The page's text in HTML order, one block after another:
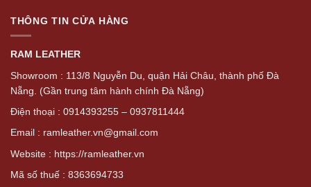
THÔNG TIN CỬA HÀNG
RAM LEATHER
Showroom : 113/8 Nguyễn Du, quận Hải Châu, thành phố Đà
Nẵng. (Gần trung tâm hành chính Đà Nẵng)
Điện thoại : 0914393255 – 0937811444
Email : ramleather.vn@gmail.com
Website : https://ramleather.vn
Mã số thuế : 8363694733